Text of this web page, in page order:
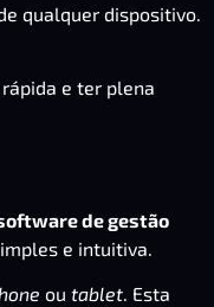
qualquer dispositivo.
e ter plena
de gestão
e intuitiva.
ou tablet. Esta